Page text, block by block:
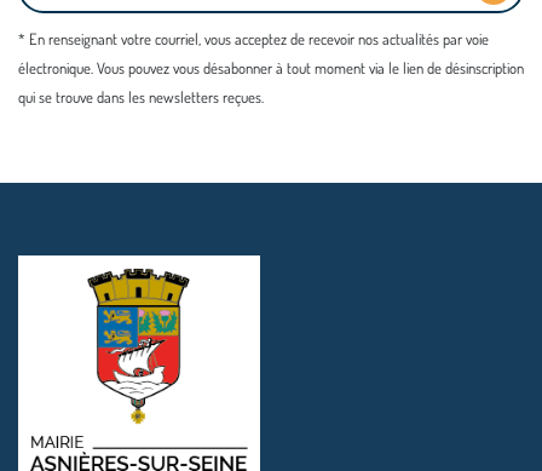
* En renseignant votre courriel, vous acceptez de recevoir nos actualités par voie
électronique. Vous pouvez vous désabonner à tout moment via le lien de désinscription
qui se trouve dans les newsletters reçues.